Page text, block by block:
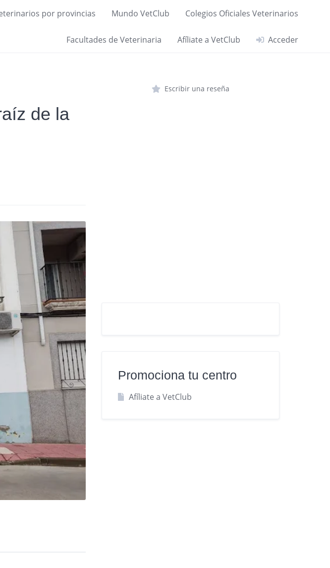
por provincias Mundo VetClub Colegios Oficiales Veterinarios
Facultades de Veterinaria Afíliate a VetClub Acceder
de la
Escribir una reseña
Promociona tu centro
Afíliate a VetClub